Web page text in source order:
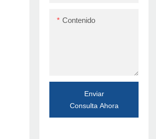
Contenido
Enviar
Consulta Ahora